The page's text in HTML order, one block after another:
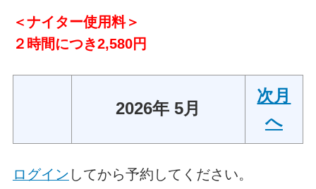
＜ナイター使用料＞
２時間につき2,580円
2026年 5月
次月
へ
ログイン してから予約してください。